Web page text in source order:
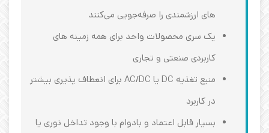
های ارزشمندی را صرفه‌جویی می‌کنند
یک سری محصولات واحد برای همه زمینه ‌های
کاربردی صنعتی و تجاری
منبع تغذیه DC یا AC/DC برای انعطاف ‌پذیری بیشتر
در کاربرد
بسیار قابل اعتماد و بادوام با وجود تداخل نوری یا